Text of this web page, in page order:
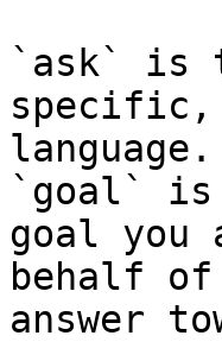
`ask` is
specific,
language.
`goal` is
goal you
behalf
answer